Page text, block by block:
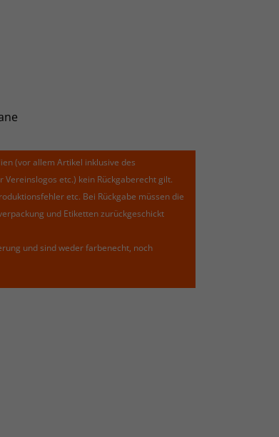
(vor allem Artikel inklusive des
etc.) kein Rückgaberecht gilt.
etc. Bei Rückgabe müssen die
und Etiketten zurückgeschickt
und sind weder farbenecht, noch